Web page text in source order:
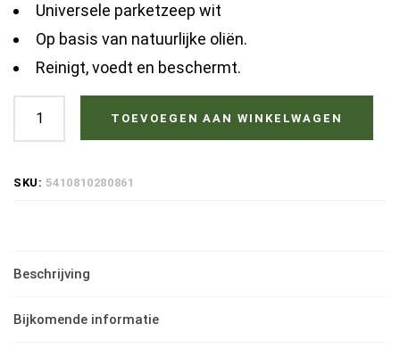
Universele parketzeep wit
Op basis van natuurlijke oliën.
Reinigt, voedt en beschermt.
Ciranova
parketzeep
hoeveelheid
TOEVOEGEN AAN WINKELWAGEN
SKU: 5410810280861
Beschrijving
Bijkomende informatie